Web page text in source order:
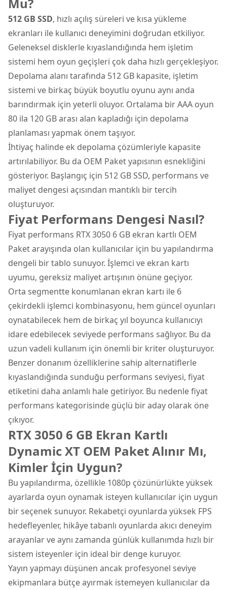
512 GB SSD, hızlı açılış süreleri ve kısa yükleme
ekranları ile kullanıcı deneyimini doğrudan etkiliyor.
Geleneksel disklerle kıyaslandığında hem işletim
sistemi hem oyun geçişleri çok daha hızlı gerçekleşiyor.
Depolama alanı tarafında 512 GB kapasite, işletim
sistemi ve birkaç büyük boyutlu oyunu aynı anda
barındırmak için yeterli oluyor. Ortalama bir AAA oyun
80 ila 120 GB arası alan kapladığı için depolama
planlaması yapmak önem taşıyor.
İhtiyaç halinde ek depolama çözümleriyle kapasite
artırılabiliyor. Bu da OEM Paket yapısının esnekliğini
gösteriyor. Başlangıç için 512 GB SSD, performans ve
maliyet dengesi açısından mantıklı bir tercih
oluşturuyor.
Fiyat Performans Dengesi Nasıl?
Fiyat performans RTX 3050 6 GB ekran kartlı OEM
Paket arayışında olan kullanıcılar için bu yapılandırma
dengeli bir tablo sunuyor. İşlemci ve ekran kartı
uyumu, gereksiz maliyet artışının önüne geçiyor.
Orta segmentte konumlanan ekran kartı ile 6
çekirdekli işlemci kombinasyonu, hem güncel oyunları
oynatabilecek hem de birkaç yıl boyunca kullanıcıyı
idare edebilecek seviyede performans sağlıyor. Bu da
uzun vadeli kullanım için önemli bir kriter oluşturuyor.
Benzer donanım özelliklerine sahip alternatiflerle
kıyaslandığında sunduğu performans seviyesi, fiyat
etiketini daha anlamlı hale getiriyor. Bu nedenle fiyat
performans kategorisinde güçlü bir aday olarak öne
çıkıyor.
RTX 3050 6 GB Ekran Kartlı
Dynamic XT OEM Paket Alınır Mı,
Kimler İçin Uygun?
Bu yapılandırma, özellikle 1080p çözünürlükte yüksek
ayarlarda oyun oynamak isteyen kullanıcılar için uygun
bir seçenek sunuyor. Rekabetçi oyunlarda yüksek FPS
hedefleyenler, hikâye tabanlı oyunlarda akıcı deneyim
arayanlar ve aynı zamanda günlük kullanımda hızlı bir
sistem isteyenler için ideal bir denge kuruyor.
Yayın yapmayı düşünen ancak profesyonel seviye
ekipmanlara bütçe ayırmak istemeyen kullanıcılar da